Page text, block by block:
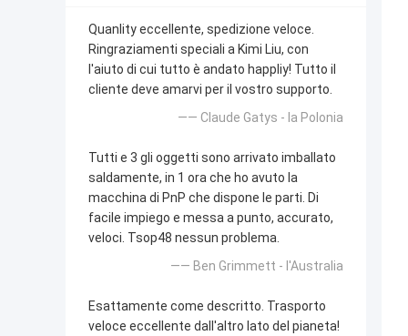
Quanlity eccellente, spedizione veloce.
Ringraziamenti speciali a Kimi Liu, con
l'aiuto di cui tutto è andato happliy! Tutto il
cliente deve amarvi per il vostro supporto.
—— Claude Gatys - la Polonia
Tutti e 3 gli oggetti sono arrivato imballato
saldamente, in 1 ora che ho avuto la
macchina di PnP che dispone le parti. Di
facile impiego e messa a punto, accurato,
veloci. Tsop48 nessun problema.
—— Ben Grimmett - l'Australia
Esattamente come descritto. Trasporto
veloce eccellente dall'altro lato del pianeta!